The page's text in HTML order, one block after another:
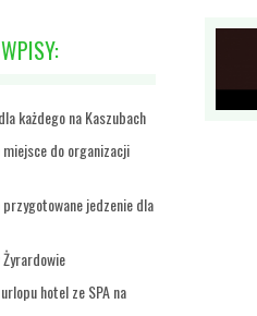
każdego na Kaszubach
do organizacji
jedzenie dla
hotel ze SPA na